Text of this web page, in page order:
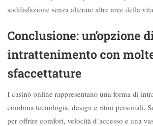
soddisfazione senza alterare altre aree della
Conclusione: un’opzione
intrattenimento con
sfaccettature
I casinò online rappresentano una forma di
combina tecnologia, design e ritmi personali.
per offrire comfort, velocità d’accesso e una